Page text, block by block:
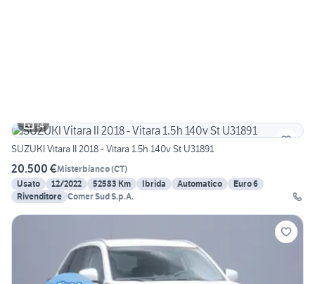
14
SUZUKI Vitara II 2018 - Vitara 1.5h 140v St U31891
20.500 €Misterbianco(CT)
Usato
12/2022 52583 Km Ibrida Automatico
Euro 6
Rivenditore Comer Sud S.p.A.